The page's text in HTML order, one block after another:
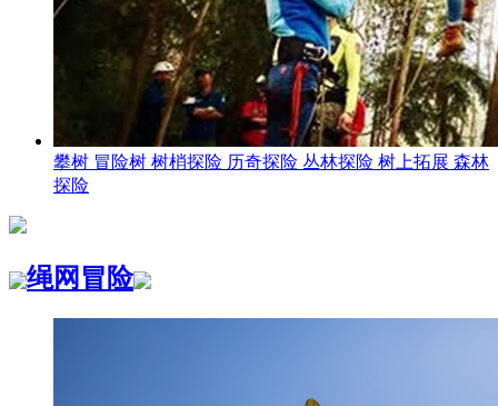
攀树 冒险树 树梢探险 历奇探险 丛林探险 树上拓展 森林
探险
绳网冒险